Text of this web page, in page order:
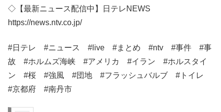
◇【最新ニュース配信中】日テレNEWS
https://news.ntv.co.jp/
#日テレ​​ #ニュース​ #live #まとめ #ntv #事件 #事
故 #ホルムズ海峡 #アメリカ #イラン #ホルスタイ
ン #桜 #強風 #団地 #フラッシュバルブ #トイレ
#京都府 #南丹市